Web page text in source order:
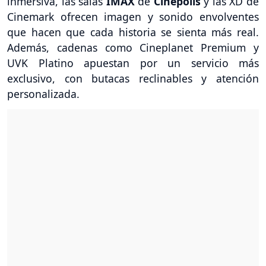
Cinemark ofrecen imagen y sonido envolventes
que hacen que cada historia se sienta más real.
Además, cadenas como Cineplanet Premium y
UVK Platino apuestan por un servicio más
exclusivo, con butacas reclinables y atención
personalizada.